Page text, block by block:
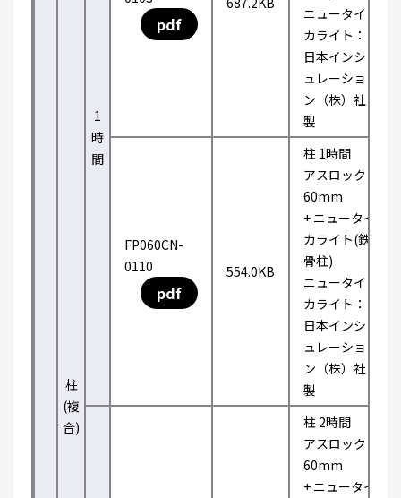
柱
(複
合)
1
時
間
pdf
ニュータイ
カライト：
日本インシ
ュレーショ
ン（株）社
製
FP060CN-
0110
pdf
554.0KB
柱 1時間
アスロック
60mm
+ ニュータイ
カライト(鉄
骨柱)
ニュータイ
カライト：
日本インシ
ュレーショ
ン（株）社
製
柱 2時間
アスロック
60mm
+ ニュータイ